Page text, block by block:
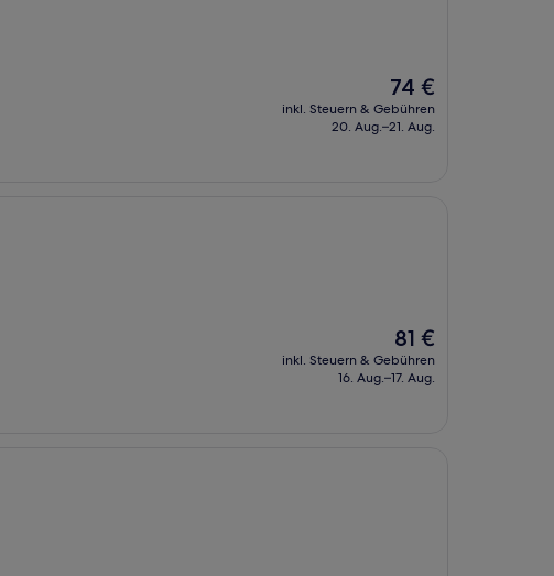
Der
Preis
beträgt
74 €
inkl. Steuern & Gebühren
20. Aug.–21. Aug.
Der
Preis
beträgt
81 €
inkl. Steuern & Gebühren
16. Aug.–17. Aug.